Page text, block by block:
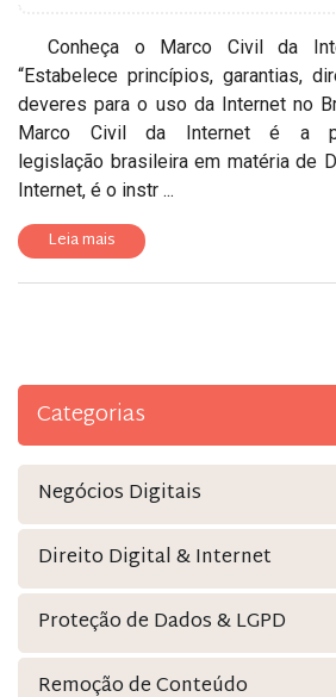
Conheça o Marco Civil da
“Estabelece princípios, garantias,
deveres para o uso da Internet no
Marco Civil da Internet é a
legislação brasileira em matéria de
Internet, é o instr ...
Leia mais
Categorias
Negócios Digitais
Direito Digital & Internet
Proteção de Dados & LGPD
Remoção de Conteúdo